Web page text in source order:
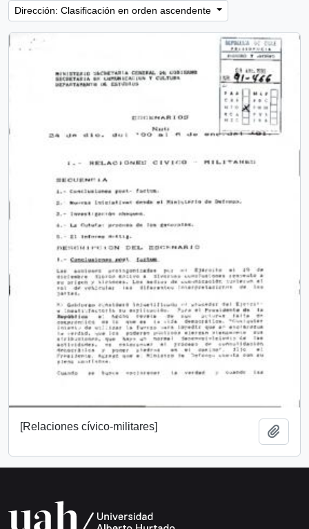
Dirección: Clasificación en orden ascendente
[Relaciones cívico-militares]